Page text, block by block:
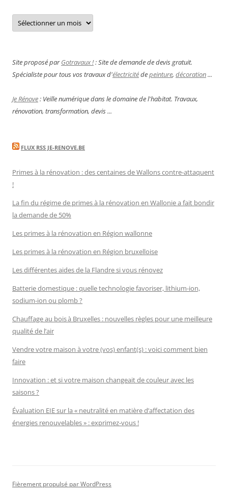
Archives
Site proposé parGotravaux !: Site de demande de devis gratuit.
Spécialiste pour tous vos travaux d'électricitédepeinture, décoration...
Je Rénove: Veille numérique dans le domaine de l'habitat. Travaux,
rénovation, transformation, devis ...
FLUX RSS JE-RENOVE.BE
Primes à la rénovation : des centaines de Wallons contre-attaquent
!
La fin du régime de primes à la rénovation en Wallonie a fait bondir
la demande de 50%
Les primes à la rénovation en Région wallonne
Les primes à la rénovation en Région bruxelloise
Les différentes aides de la Flandre si vous rénovez
Batterie domestique : quelle technologie favoriser, lithium-ion,
sodium-ion ou plomb ?
Chauffage au bois à Bruxelles : nouvelles règles pour une meilleure
qualité de l’air
Vendre votre maison à votre (vos) enfant(s) : voici comment bien
faire
Innovation : et si votre maison changeait de couleur avec les
saisons ?
Évaluation EIE sur la « neutralité en matière d’affectation des
énergies renouvelables » : exprimez-vous !
Fièrement propulsé par WordPress